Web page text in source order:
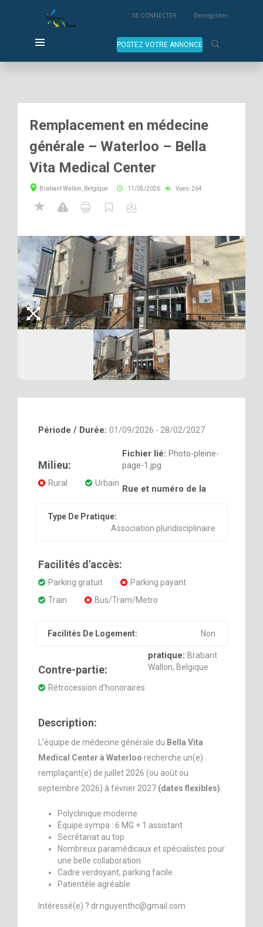
SE CONNECTER S'enregistrer
POSTEZ VOTRE ANNONCE
Remplacement en médecine
générale – Waterloo – Bella
Vita Medical Center
Brabant Wallon, Belgique 11/05/2026 Vues: 264
Période / Durée: 01/09/2026 - 28/02/2027
Milieu:
Rural Urbain
Type De Pratique:
Association pluridisciplinaire
Facilités d'accès:
Parking gratuit
Parking payant
Train
Bus/Tram/Metro
Facilités De Logement: Non
Contre-partie:
Rétrocession d'honoraires
Fichier lié: Photo-pleine-
page-1.jpg
Rue et numéro de la
pratique: Brabant
Wallon, Belgique
Description:
L’équipe de médecine générale du Bella Vita
Medical Center à Waterloo recherche un(e)
remplaçant(e) de juillet 2026 (ou août ou
septembre 2026) à février 2027 (dates flexibles).
Polyclinique moderne
Équipe sympa : 6 MG + 1 assistant
Secrétariat au top
Nombreux paramédicaux et spécialistes pour
une belle collaboration
Cadre verdoyant, parking facile
Patientèle agréable
Intéressé(e) ? dr.nguyenthc@gmail.com